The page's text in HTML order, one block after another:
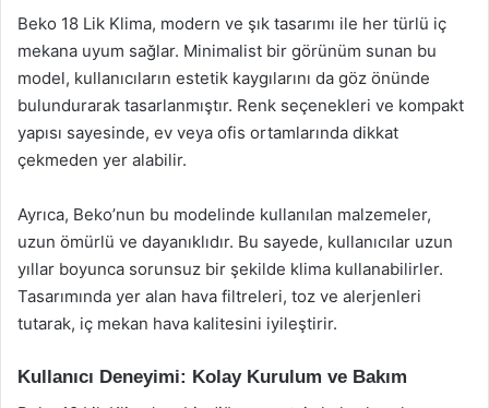
Beko 18 Lik Klima, modern ve şık tasarımı ile her türlü iç
mekana uyum sağlar. Minimalist bir görünüm sunan bu
model, kullanıcıların estetik kaygılarını da göz önünde
bulundurarak tasarlanmıştır. Renk seçenekleri ve kompakt
yapısı sayesinde, ev veya ofis ortamlarında dikkat
çekmeden yer alabilir.
Ayrıca, Beko’nun bu modelinde kullanılan malzemeler,
uzun ömürlü ve dayanıklıdır. Bu sayede, kullanıcılar uzun
yıllar boyunca sorunsuz bir şekilde klima kullanabilirler.
Tasarımında yer alan hava filtreleri, toz ve alerjenleri
tutarak, iç mekan hava kalitesini iyileştirir.
Kullanıcı Deneyimi: Kolay Kurulum ve Bakım